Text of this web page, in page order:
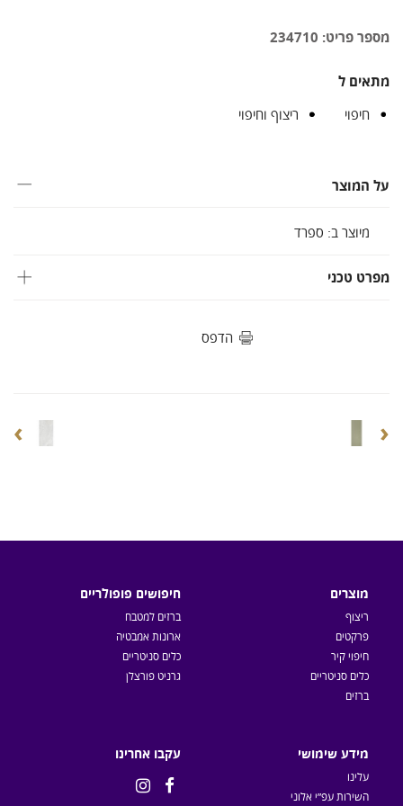
מספר פריט: 234710
מתאים ל
חיפוי
ריצוף וחיפוי
על המוצר
מיוצר ב: ספרד
מפרט טכני
הדפס
‹
›
מוצרים
ריצוף
פרקטים
חיפוי קיר
כלים סניטריים
ברזים
חיפושים פופולריים
ברזים למטבח
ארונות אמבטיה
כלים סניטריים
גרניט פורצלן
מידע שימושי
עלינו
השירות עפ״י אלוני
עקבו אחרינו

